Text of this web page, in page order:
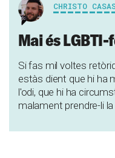
CHRISTO
Mai és
Si fas mil voltes
estàs dient que hi ha
l'odi, que hi ha
malament prendre-li